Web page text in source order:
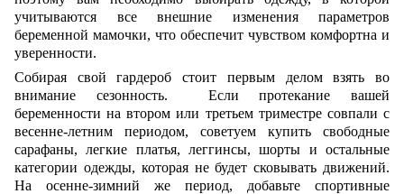
учитываются все внешние изменения параметров
беременной мамочки, что обеспечит чувством комфортна и
уверенности.
Собирая свой гардероб стоит первым делом взять во
внимание сезонность. Если протекание вашей
беременности на втором или третьем триместре совпали с
весенне-летним периодом, советуем купить свободные
сарафаны, легкие платья, леггинсы, шорты и остальные
категории одежды, которая не будет сковывать движений.
На осенне-зимний же период, добавьте спортивные